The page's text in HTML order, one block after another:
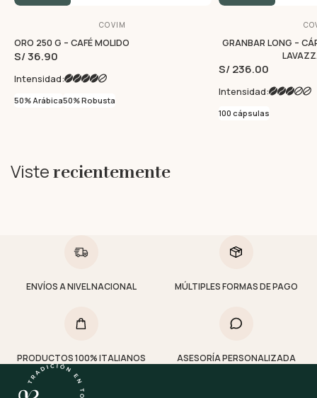
COVIM
ORO 250 G – CAFÉ MOLIDO
S/ 36.90
Intensidad:
50% Arábica50% Robusta
GRANBAR LONG –
S/ 236.00
Intensidad:
100 cápsulas
Viste recientemente
ENVÍOS A NIVEL NACIONAL MÚLTIPLES FORMAS DE PAGO
PRODUCTOS 100% ITALIANOS ASESORÍA PERSONALIZADA